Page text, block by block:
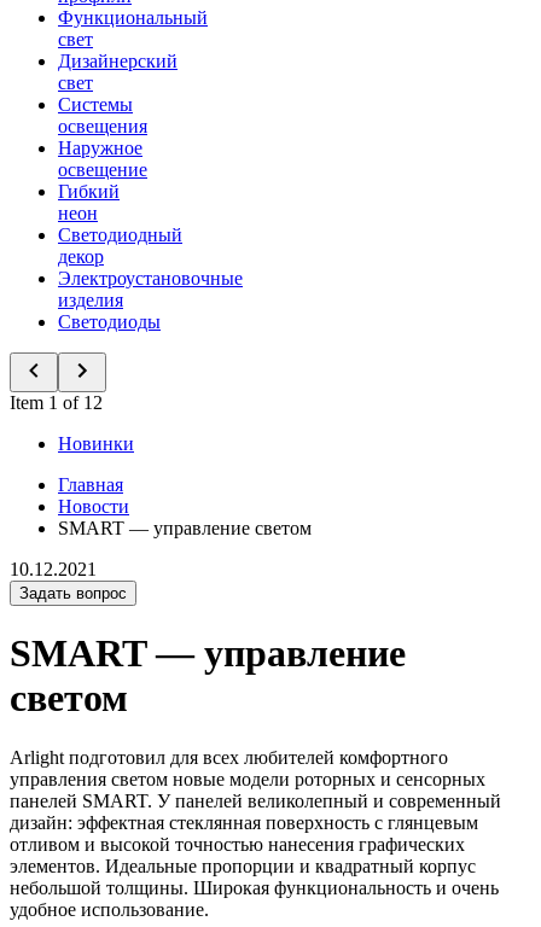
Функциональный
свет
Дизайнерский
свет
Системы
освещения
Наружное
освещение
Гибкий
неон
Светодиодный
декор
Электроустановочные
изделия
Светодиоды
Item 1 of 12
Новинки
Главная
Новости
SMART — управление светом
10.12.2021
Задать вопрос
SMART — управление
светом
Arlight подготовил для всех любителей комфортного
управления светом новые модели роторных и сенсорных
панелей SMART. У панелей великолепный и современный
дизайн: эффектная стеклянная поверхность с глянцевым
отливом и высокой точностью нанесения графических
элементов. Идеальные пропорции и квадратный корпус
небольшой толщины. Широкая функциональность и очень
удобное использование.